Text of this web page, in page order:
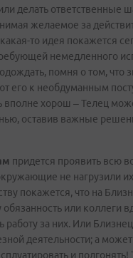
делать ответственные
желаемое за
то идея покажется
немедленного
помня о том, что
его к необдуманным
вполне хорош – Телец
оставив важные
придется проявить всю
не нагрузили
покажется, что на
или коллеги
работу за них. Или
деятельности; а
и подгонять!